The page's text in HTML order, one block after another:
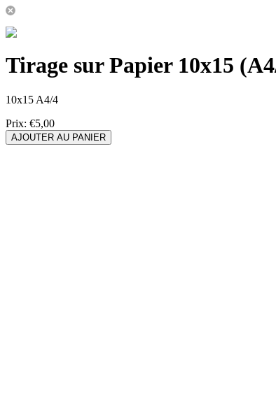
Tirage sur Papier 10x15
10x15 A4/4
Prix: €5,00